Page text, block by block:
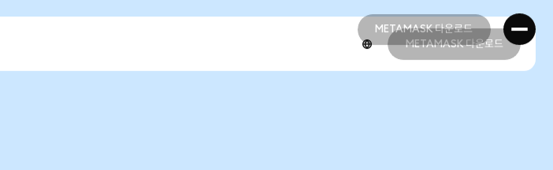
METAMASK 다운로드
METAMASK 다운로드
METAMASK 다운로드